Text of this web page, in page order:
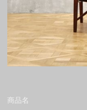
商品名